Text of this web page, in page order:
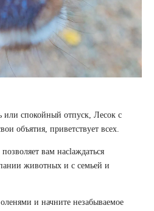
или спокойный отпуск, Лесок с
объятия, приветствует всех.
вам насlaждаться
животных и с семьей и
и начните незабываемое